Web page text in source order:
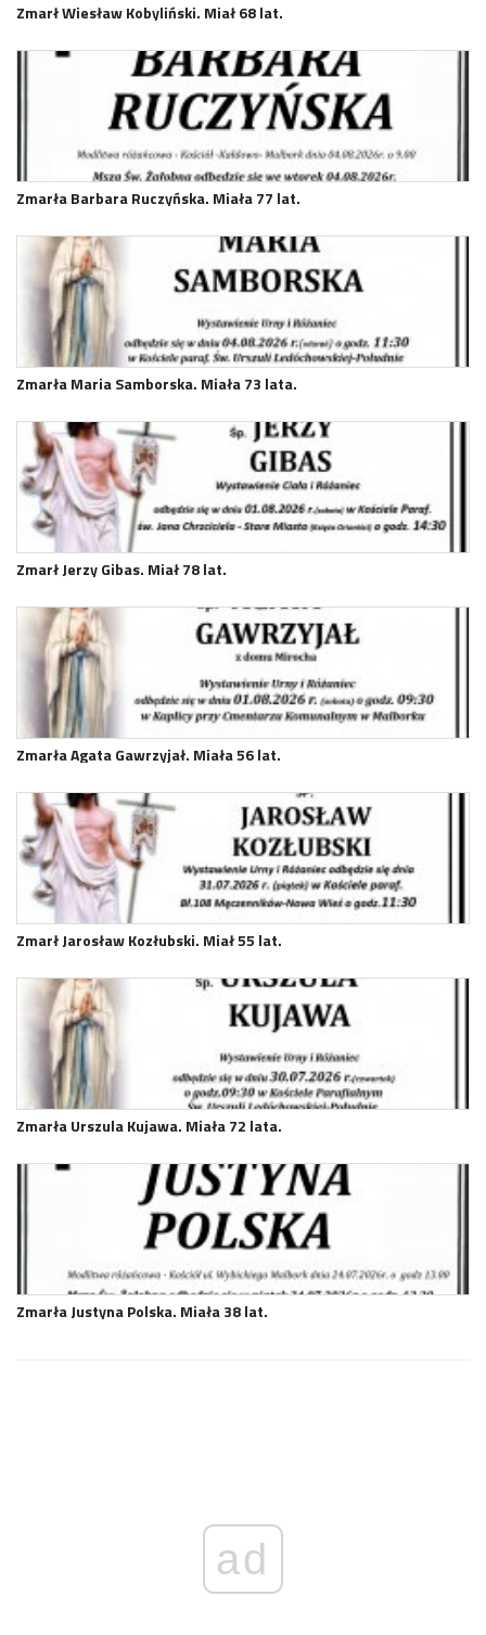
Zmarł Wiesław Kobyliński. Miał 68 lat.
Zmarła Barbara Ruczyńska. Miała 77 lat.
Zmarła Maria Samborska. Miała 73 lata.
Zmarł Jerzy Gibas. Miał 78 lat.
Zmarła Agata Gawrzyjał. Miała 56 lat.
Zmarł Jarosław Kozłubski. Miał 55 lat.
Zmarła Urszula Kujawa. Miała 72 lata.
Zmarła Justyna Polska. Miała 38 lat.
ad